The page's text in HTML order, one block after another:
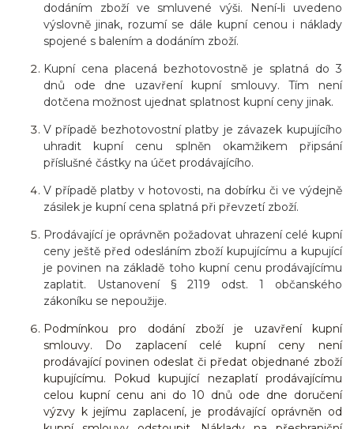
dodáním zboží ve smluvené výši. Není-li uvedeno
výslovně jinak, rozumí se dále kupní cenou i náklady
spojené s balením a dodáním zboží.
Kupní cena placená bezhotovostně je splatná do 3
dnů ode dne uzavření kupní smlouvy. Tím není
dotčena možnost ujednat splatnost kupní ceny jinak.
V případě bezhotovostní platby je závazek kupujícího
uhradit kupní cenu splněn okamžikem připsání
příslušné částky na účet prodávajícího.
V případě platby v hotovosti, na dobírku či ve výdejně
zásilek je kupní cena splatná při převzetí zboží.
Prodávající je oprávněn požadovat uhrazení celé kupní
ceny ještě před odesláním zboží kupujícímu a kupující
je povinen na základě toho kupní cenu prodávajícímu
zaplatit. Ustanovení § 2119 odst. 1 občanského
zákoníku se nepoužije.
Podmínkou pro dodání zboží je uzavření kupní
smlouvy. Do zaplacení celé kupní ceny není
prodávající povinen odeslat či předat objednané zboží
kupujícímu. Pokud kupující nezaplatí prodávajícímu
celou kupní cenu ani do 10 dnů ode dne doručení
výzvy k jejímu zaplacení, je prodávající oprávněn od